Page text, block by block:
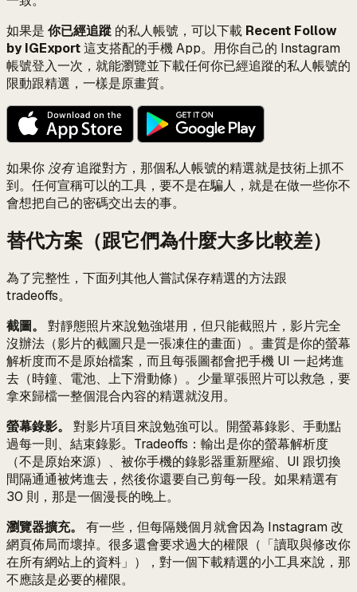
如果是 你已經追蹤 的私人帳號，可以下載 Recent Follow
by IGExport這支搭配的手機 App。用你自己的 Instagram
帳號登入一次，就能瀏覽並下載任何你已經追蹤的私人帳號的
限動跟精選，一樣是原畫質。
如果你沒有追蹤對方，那個私人帳號的精選就是技術上抓不
到。任何宣稱可以的工具，要不是在騙人，就是在做一些你不
會想把自己的密碼交出去的事。
替代方案（跟它們為什麼大多比較差）
為了完整性，下面列其他人嘗試保存精選的方法跟
tradeoffs。
截圖。
對靜態照片來說勉強堪用，但只能截照片，影片完全
沒辦法（影片的截圖只是一張凍住的畫面）。畫質是你的螢幕
解析度而不是原始檔案，而且每張圖都會把手機 UI 一起烤進
去（時鐘、電池、上下滑動條）。少量單張照片可以救急，要
拿來歸檔一整個混合內容的精選就沒用。
螢幕錄影。
對影片項目來說勉強可以。開螢幕錄影、手動點
過每一則、結束錄影。Tradeoffs：輸出是你的螢幕解析度
（不是原始來源）、被你手機的錄影器重新壓縮、UI 跟切換
間隔通通被烤進去，然後你還要自己剪每一段。如果精選有
30 則，那是一個漫長的晚上。
瀏覽器擴充。
有一些，但每隔幾個月就會因為 Instagram 改
網頁佈局而壞掉。很多還會要求過大的權限（「讀取與修改你
在所有網站上的資料」），對一個下載精選的小工具來說，那
不應該是必要的權限。